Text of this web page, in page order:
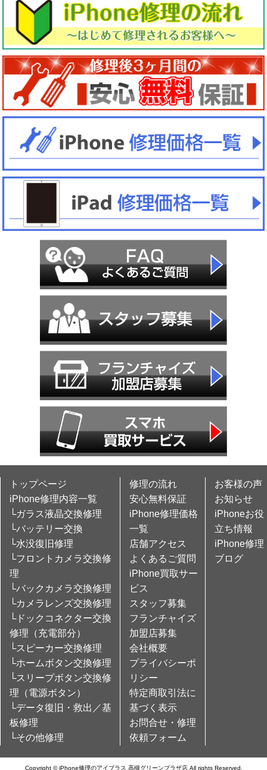
トップページ
iPhone修理内容一覧
└ガラス液晶交換修理
└バッテリー交換
└水没復旧修理
└フロントカメラ交換修
理
└バックカメラ交換修理
└カメラレンズ交換修理
└ドックコネクター交換
修理（充電部分）
└スピーカー交換修理
└ホームボタン交換修理
└スリープボタン交換修
理（電源ボタン）
└データ復旧・救出／基
板修理
└その他修理
修理の流れ
安心無料保証
iPhone修理価格
一覧
店舗アクセス
よくあるご質問
iPhone買取サー
ビス
スタッフ募集
フランチャイズ
加盟店募集
会社概要
プライバシーポ
リシー
特定商取引法に
基づく表示
お問合せ・修理
依頼フォーム
お客様の声
お知らせ
iPhoneお役
立ち情報
iPhone修理
ブログ
Copyright © iPhone修理のアイプラス 高槻グリーンプラザ店 All rights Reserved.